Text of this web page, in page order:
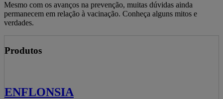
Mesmo com os avanços na prevenção, muitas dúvidas ainda
permanecem em relação à vacinação. Conheça alguns mitos e
verdades.
Produtos
ENFLONSIA